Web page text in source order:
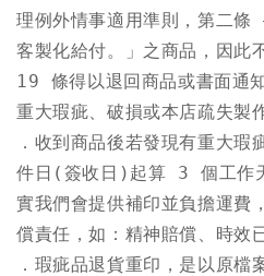
理例外情事適用準則，第二
客製化給付。」之商品，因此
19 條得以退回商品或書面通
重大瑕疵、破損或本店疏失製
．收到商品後若發現有重大瑕
件日(簽收日)起算 3 個工作
實我們會提供補印並負擔運費
償責任，如：精神賠償、時效
．瑕疵品退貨重印，是以原檔